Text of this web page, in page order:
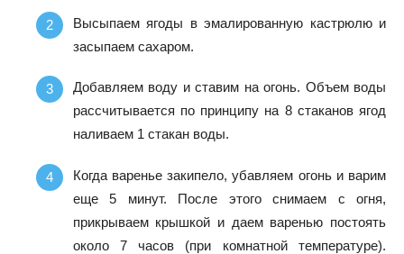
Высыпаем ягоды в эмалированную кастрюлю и
засыпаем сахаром.
Добавляем воду и ставим на огонь. Объем воды
рассчитывается по принципу на 8 стаканов ягод
наливаем 1 стакан воды.
Когда варенье закипело, убавляем огонь и варим
еще 5 минут. После этого снимаем с огня,
прикрываем крышкой и даем варенью постоять
около 7 часов (при комнатной температуре).